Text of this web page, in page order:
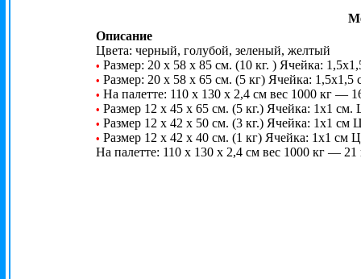
Описание
Цвета: черный, голубой, зеленый, желтый
• Размер: 20 х 58 х 85 см. (10 кг. ) Ячейка:
• Размер: 20 х 58 х 65 см. (5 кг) Ячейка:
• На палетте: 110 х 130 х 2,4 см вес 1000 кг —
• Размер 12 х 45 х 65 см. (5 кг.) Ячейка: 1х1
• Размер 12 х 42 х 50 см. (3 кг.) Ячейка: 1х1 см
• Размер 12 х 42 х 40 см. (1 кг) Ячейка: 1х1 см
На палетте: 110 х 130 х 2,4 см вес 1000 кг —